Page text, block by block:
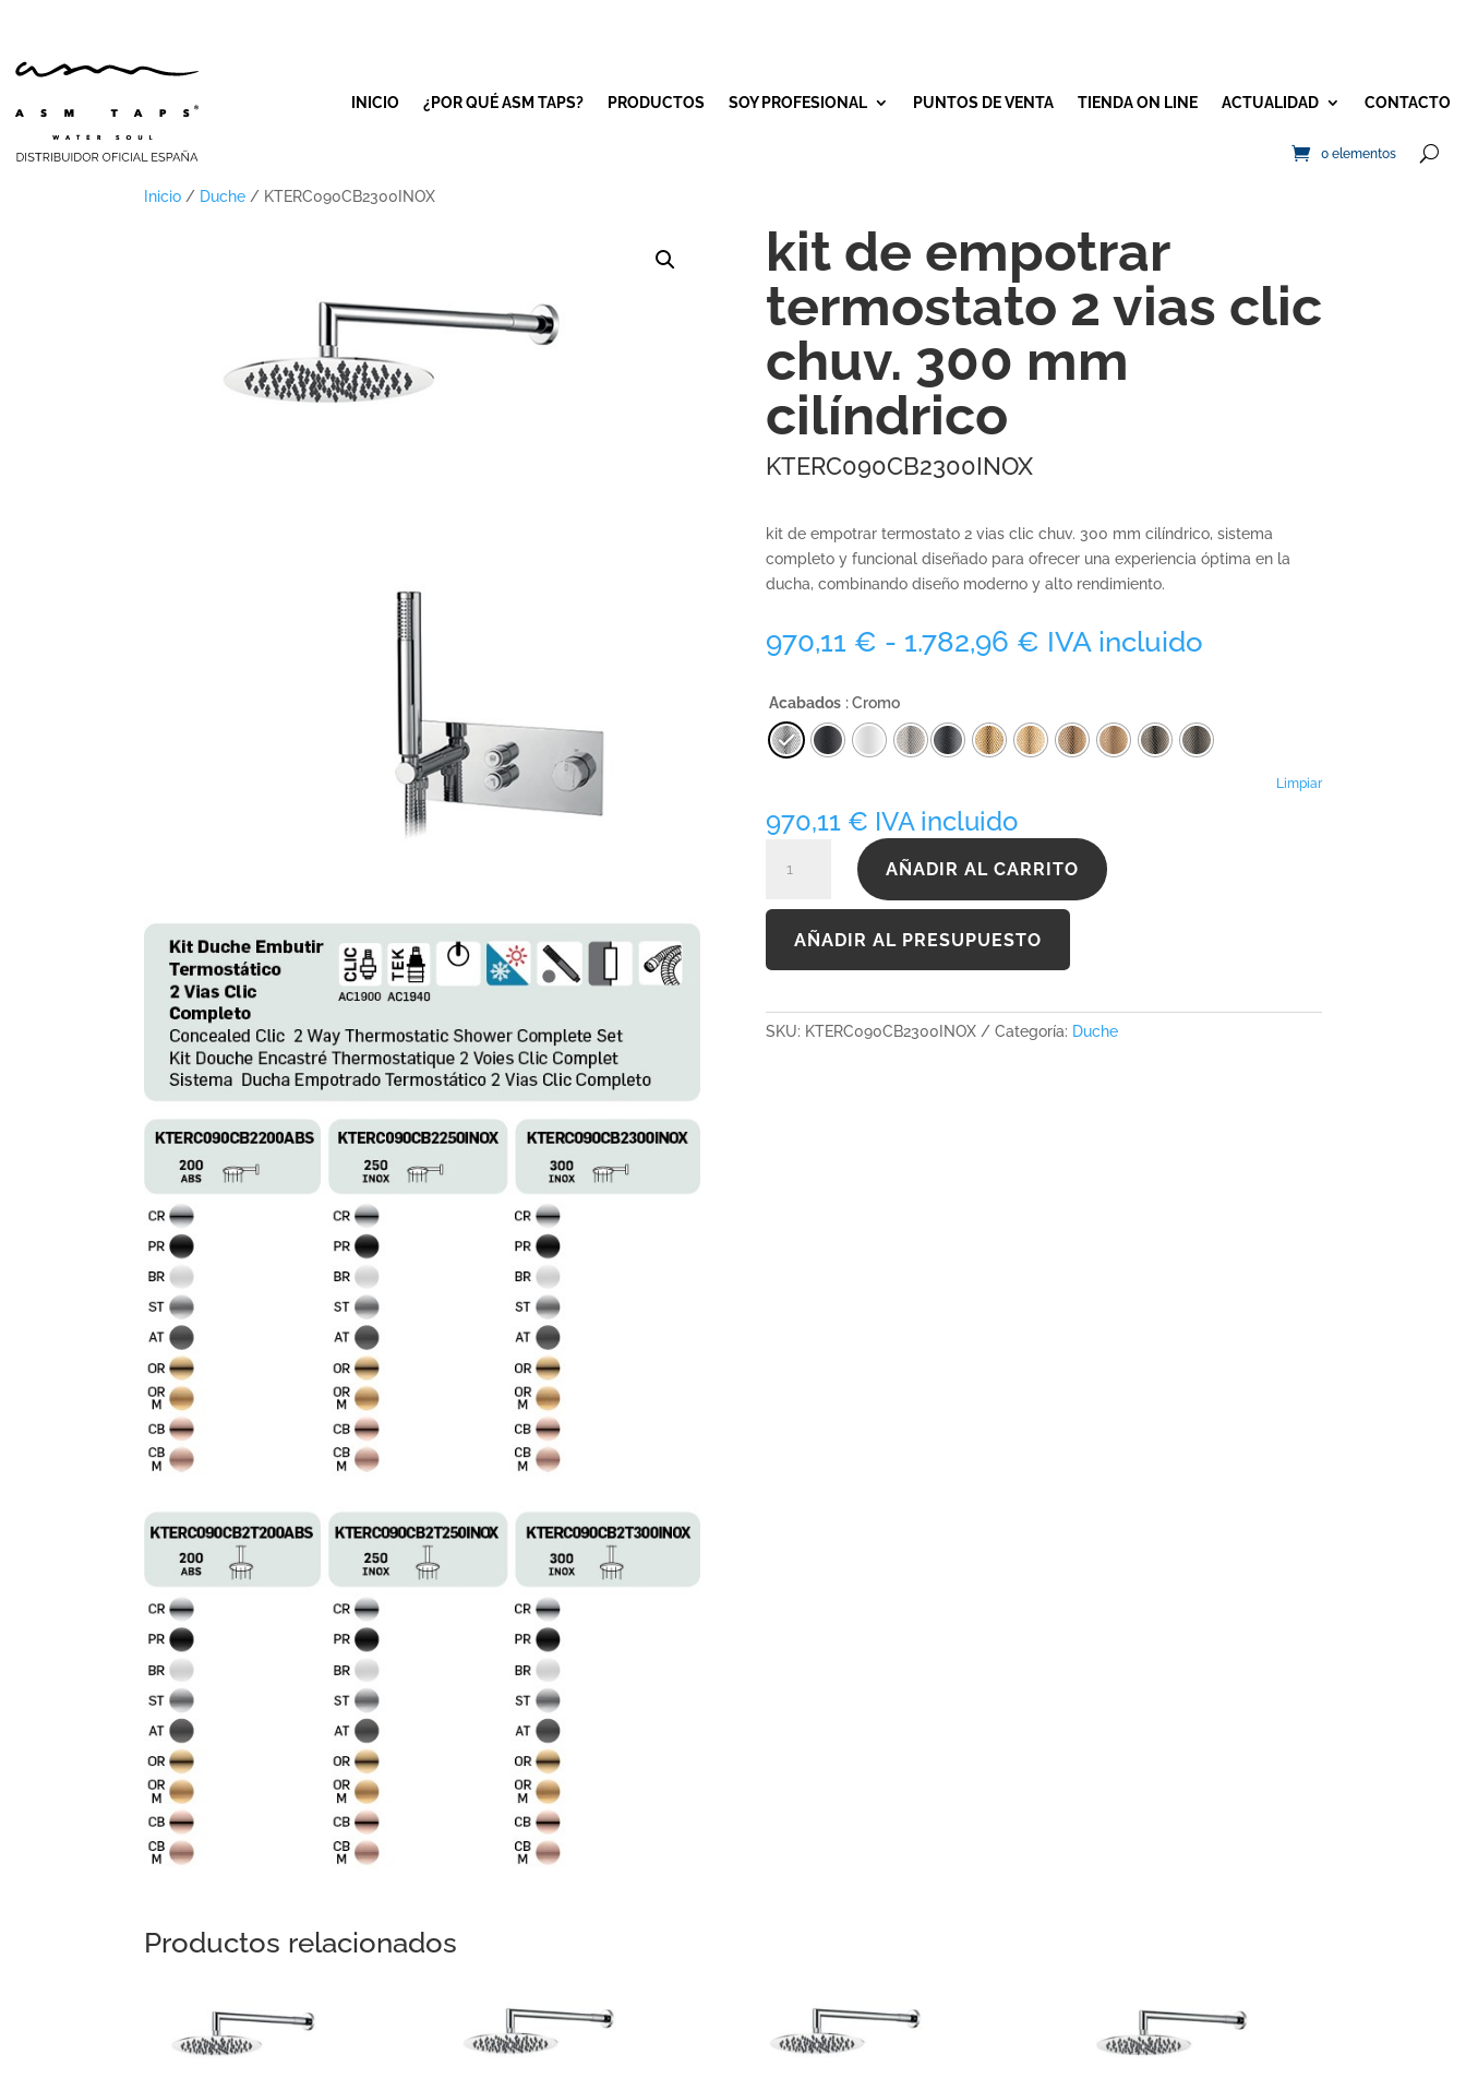
INICIO ¿POR QUÉ ASM TAPS? PRODUCTOS SOY PROFESIONAL PUNTOS DE VENTA TIENDA ON LINE ACTUALIDAD CONTACTO
0 elementos
Inicio / Duche / KTERC090CB2300INOX
kit de empotrar
termostato 2 vias clic
chuv. 300 mm
cilíndrico
KTERC090CB2300INOX
kit de empotrar termostato 2 vias clic chuv. 300 mm cilíndrico, sistema
completo y funcional diseñado para ofrecer una experiencia óptima en la
ducha, combinando diseño moderno y alto rendimiento.
970,11 € - 1.782,96 €Rango
desde
970,11 €
hasta
IVA incluido
Acabados : Cromo
Limpiar
970,11 € IVA incluido
KTERC090CB2300INOX
cantidad
AÑADIR AL CARRITO
AÑADIR AL PRESUPUESTO
SKU: KTERC090CB2300INOX Categoría: Duche
Productos relacionados